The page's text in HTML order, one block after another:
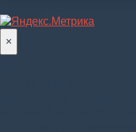
×